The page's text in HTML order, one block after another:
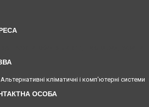
Альтернативні кліматичні і комп'ютерні системи